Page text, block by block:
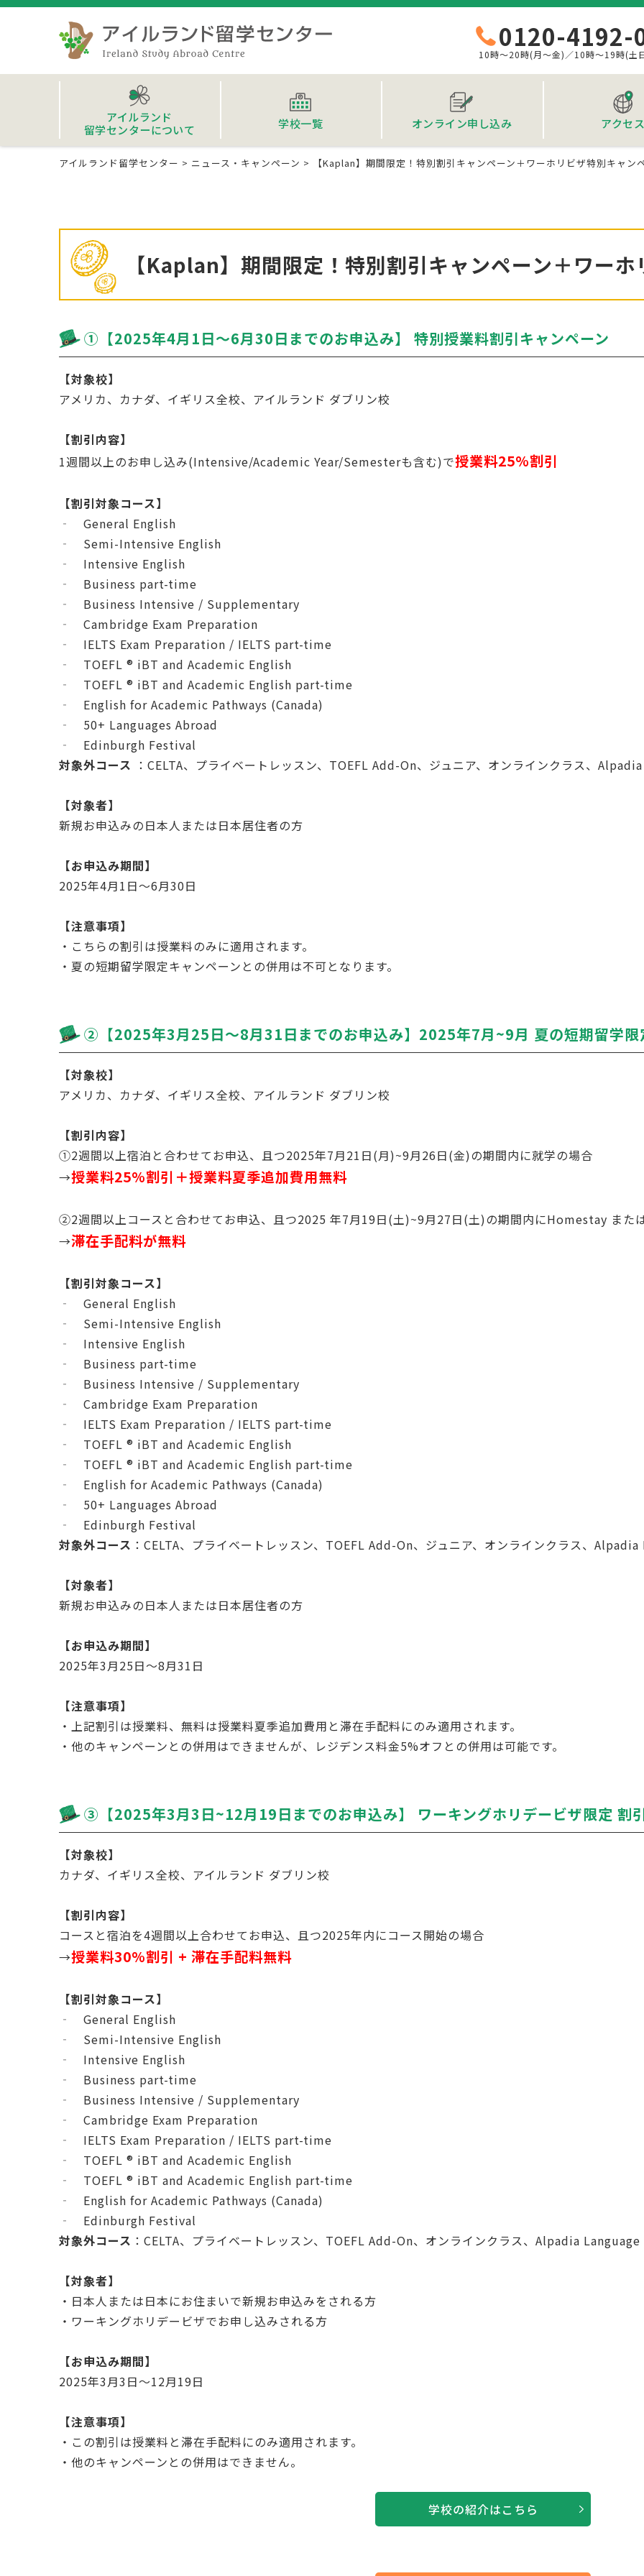
0120-4192-
10時～20時(月～金)／10時～19時(土
アイルランド
留学センターについて
学校一覧 オンライン申し込み アクセス
アイルランド留学センター > ニュース・キャンペーン > 【Kaplan】期間限定！特別割引キャンペーン＋ワーホリビザ特別キャン
【Kaplan】期間限定！特別割引キャンペーン＋ワー
➀【2025年4月1日～6月30日までのお申込み】 特別授業料割引キャンペーン
【対象校】
アメリカ、カナダ、イギリス全校、アイルランド ダブリン校
【割引内容】
1週間以上のお申し込み(Intensive/Academic Year/Semesterも含む)で授業料25%割引
【割引対象コース】
‐ General English
‐ Semi-Intensive English
‐ Intensive English
‐ Business part-time
‐ Business Intensive / Supplementary
‐ Cambridge Exam Preparation
‐ IELTS Exam Preparation / IELTS part-time
‐ TOEFL ® iBT and Academic English
‐ TOEFL ® iBT and Academic English part-time
‐ English for Academic Pathways (Canada)
‐ 50+ Languages Abroad
‐ Edinburgh Festival
対象外コース ：CELTA、プライベートレッスン、TOEFL Add-On、ジュニア、オンラインクラス、
【対象者】
新規お申込みの日本人または日本居住者の方
【お申込み期間】
2025年4月1日～6月30日
【注意事項】
・こちらの割引は授業料のみに適用されます。
・夏の短期留学限定キャンペーンとの併用は不可となります。
➁【2025年3月25日～8月31日までのお申込み】2025年7月~9月 夏の短期留学限
【対象校】
アメリカ、カナダ、イギリス全校、アイルランド ダブリン校
【割引内容】
➀2週間以上宿泊と合わせてお申込、且つ2025年7月21日(月)~9月26日(金)の期間内に就学の場合
→授業料25%割引＋授業料夏季追加費用無料
➁2週間以上コースと合わせてお申込、且つ2025 年7月19日(土)~9月27日(土)の期間内にHomestay また
→滞在手配料が無料
【割引対象コース】
‐ General English
‐ Semi-Intensive English
‐ Intensive English
‐ Business part-time
‐ Business Intensive / Supplementary
‐ Cambridge Exam Preparation
‐ IELTS Exam Preparation / IELTS part-time
‐ TOEFL ® iBT and Academic English
‐ TOEFL ® iBT and Academic English part-time
‐ English for Academic Pathways (Canada)
‐ 50+ Languages Abroad
‐ Edinburgh Festival
対象外コース ：CELTA、プライベートレッスン、TOEFL Add-On、ジュニア、オンラインクラス、
【対象者】
新規お申込みの日本人または日本居住者の方
【お申込み期間】
2025年3月25日～8月31日
【注意事項】
・上記割引は授業料、無料は授業料夏季追加費用と滞在手配料にのみ適用されます。
・他のキャンペーンとの併用はできませんが、レジデンス料金5%オフとの併用は可能です。
➂【2025年3月3日~12月19日までのお申込み】 ワーキングホリデービザ限定 割
【対象校】
カナダ、イギリス全校、アイルランド ダブリン校
【割引内容】
コースと宿泊を4週間以上合わせてお申込、且つ2025年内にコース開始の場合
→授業料30%割引 + 滞在手配料無料
【割引対象コース】
‐ General English
‐ Semi-Intensive English
‐ Intensive English
‐ Business part-time
‐ Business Intensive / Supplementary
‐ Cambridge Exam Preparation
‐ IELTS Exam Preparation / IELTS part-time
‐ TOEFL ® iBT and Academic English
‐ TOEFL ® iBT and Academic English part-time
‐ English for Academic Pathways (Canada)
‐ Edinburgh Festival
対象外コース ：CELTA、プライベートレッスン、TOEFL Add-On、オンラインクラス、Alpadia
【対象者】
・日本人または日本にお住まいで新規お申込みをされる方
・ワーキングホリデービザでお申し込みされる方
【お申込み期間】
2025年3月3日～12月19日
【注意事項】
・この割引は授業料と滞在手配料にのみ適用されます。
・他のキャンペーンとの併用はできません。
学校の紹介はこちら